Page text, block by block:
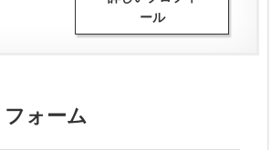
ール
ォーム